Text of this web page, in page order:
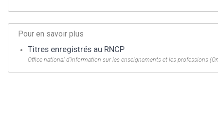
Pour en savoir plus
Titres enregistrés au RNCP
Office national d'information sur les enseignements et les professions